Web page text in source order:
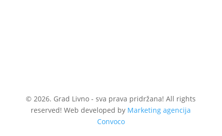
© 2026. Grad Livno - sva prava pridržana! All rights
reserved! Web developed by Marketing agencija
Convoco